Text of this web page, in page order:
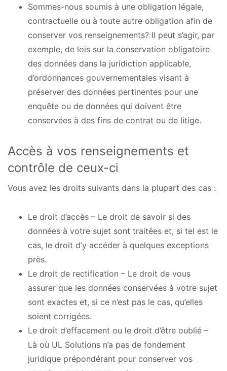
Sommes-nous soumis à une obligation légale,
contractuelle ou à toute autre obligation afin de
conserver vos renseignements? Il peut s’agir, par
exemple, de lois sur la conservation obligatoire
des données dans la juridiction applicable,
d’ordonnances gouvernementales visant à
préserver des données pertinentes pour une
enquête ou de données qui doivent être
conservées à des fins de contrat ou de litige.
Accès à vos renseignements et
contrôle de ceux-ci
Vous avez les droits suivants dans la plupart des cas :
Le droit d’accès – Le droit de savoir si des
données à votre sujet sont traitées et, si tel est le
cas, le droit d’y accéder à quelques exceptions
près.
Le droit de rectification – Le droit de vous
assurer que les données conservées à votre sujet
sont exactes et, si ce n’est pas le cas, qu’elles
soient corrigées.
Le droit d’effacement ou le droit d’être oublié –
Là où UL Solutions n’a pas de fondement
juridique prépondérant pour conserver vos